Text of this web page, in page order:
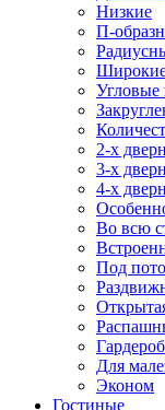
Низкие
П-
2-х
3-х
4-х
Во всю
Под
Гардероб
Для
Эконом
Гостиные